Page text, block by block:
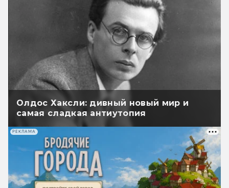
Олдос Хаксли: дивный новый мир и
самая сладкая антиутопия
РЕКЛАМА